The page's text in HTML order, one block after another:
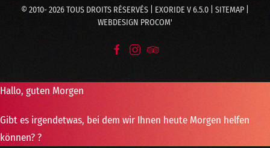
© 2010-2026TOUS DROITS RÉSERVÉS | EXORIDE V 6.5.0 | SITEMAP
WEBDESIGN PROCOM'
Hallo, guten Morgen
Gibt es irgendetwas, bei dem wir Ihnen heute Morgen helfen
können? ?